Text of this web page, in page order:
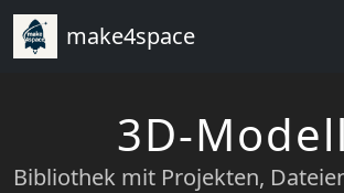
make4space
3D-
Bibliothek mit Projekten,